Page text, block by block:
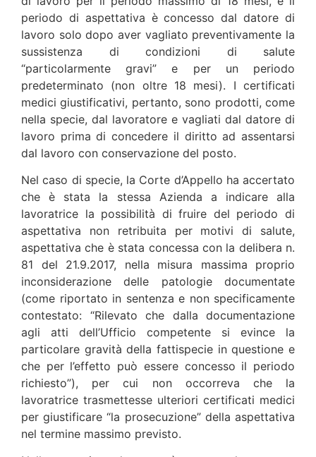
periodo di aspettativa è concesso dal datore di
lavoro solo dopo aver vagliato preventivamente la
sussistenza di condizioni di salute
“particolarmente gravi” e per un periodo
predeterminato (non oltre 18 mesi). I certificati
medici giustificativi, pertanto, sono prodotti, come
nella specie, dal lavoratore e vagliati dal datore di
lavoro prima di concedere il diritto ad assentarsi
dal lavoro con conservazione del posto.
Nel caso di specie, la Corte d’Appello ha accertato
che è stata la stessa Azienda a indicare alla
lavoratrice la possibilità di fruire del periodo di
aspettativa non retribuita per motivi di salute,
aspettativa che è stata concessa con la delibera n.
81 del 21.9.2017, nella misura massima proprio
inconsiderazione delle patologie documentate
(come riportato in sentenza e non specificamente
contestato: “Rilevato che dalla documentazione
agli atti dell’Ufficio competente si evince la
particolare gravità della fattispecie in questione e
che per l’effetto può essere concesso il periodo
richiesto”), per cui non occorreva che la
lavoratrice trasmettesse ulteriori certificati medici
per giustificare “la prosecuzione” della aspettativa
nel termine massimo previsto.